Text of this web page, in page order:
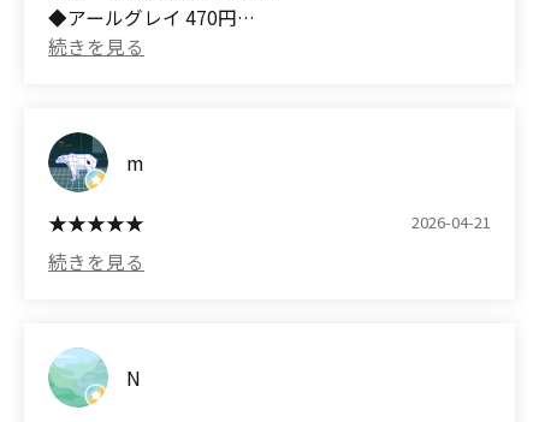
high, but they were delicious scones made with
care, so I would like to use this shop again.
しかも、卵・乳・バター・白砂糖不使用のヴィーガ
ン生地。
■ 食べたもの
北海道産小麦とてんさい糖のやさしい甘み。
シンプルだからこそ、生地の完成度が分かります。
甘さ控えめのあんこと塩気のあるバター。
重たくなく、上品なバランス。
◆アールグレイ 470円
黒豆抹茶ラテは、中にホワイトチョコが入っててホ
ントにラテみたい
メープル胡桃米粉は、米粉のサックリ感がいいね
胡桃の歯応えもいいし、グレーズも好き
美味しかった！
m
2026-04-21
N